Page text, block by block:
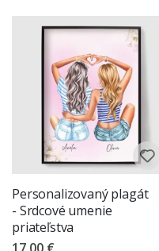
Personalizovaný plagát
- Srdcové umenie
priateľstva